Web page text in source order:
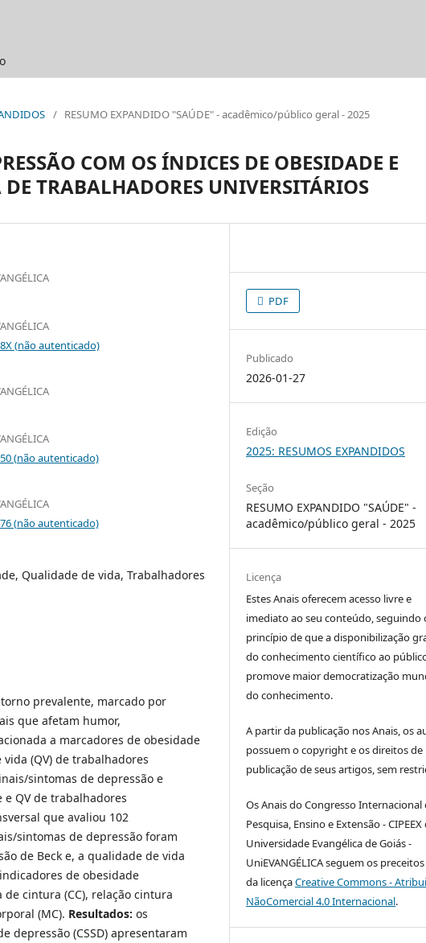
/ RESUMO EXPANDIDO "SAÚDE" - acadêmico/público geral - 2025
COM OS ÍNDICES DE OBESIDADE E
TRABALHADORES UNIVERSITÁRIOS
(não autenticado)
(não autenticado)
(não autenticado)
Qualidade de vida, Trabalhadores
prevalente, marcado por
que afetam humor,
a marcadores de obesidade
(QV) de trabalhadores
sintomas de depressão e
e QV de trabalhadores
que avaliou 102
sintomas de depressão foram
de Beck e, a qualidade de vida
de obesidade
cintura (CC), relação cintura
(MC). Resultados: os
depressão (CSSD) apresentaram
PDF
Publicado
2026-01-27
Edição
2025: RESUMOS EXPANDIDOS
Seção
RESUMO EXPANDIDO "SAÚDE" -
acadêmico/público geral - 2025
Licença
Estes Anais oferecem acesso livre e
imediato ao seu conteúdo, seguindo
princípio de que a disponibilização
do conhecimento científico ao
promove maior democratização
do conhecimento.
A partir da publicação nos Anais, os
possuem o copyright e os direitos de
publicação de seus artigos, sem
Os Anais do Congresso Internacional
Pesquisa, Ensino e Extensão - CIPEEX
Universidade Evangélica de Goiás -
UniEVANGÉLICA seguem os
da licençaCreative Commons -
NãoComercial 4.0 Internacional.